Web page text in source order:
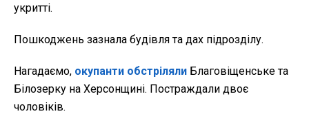
укритті.
Пошкоджень зазнала будівля та дах підрозділу.
Нагадаємо, окупанти обстріляли Благовіщенське та
Білозерку на Херсонщині. Постраждали двоє
чоловіків.